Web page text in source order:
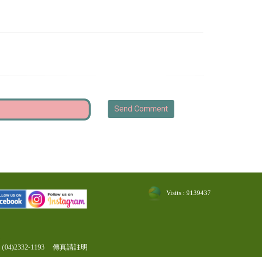
Send Comment
(04)2332-1193 傳真請註明
Visits : 9139437